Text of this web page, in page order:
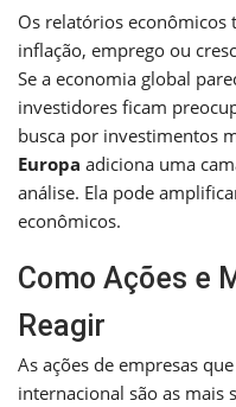
Os relatórios econômicos
inflação, emprego ou
Se a economia global
investidores ficam
busca por investimentos
Europa adiciona uma
análise. Ela pode
econômicos.
Como Ações e
Reagir
As ações de empresas
internacional são as mais